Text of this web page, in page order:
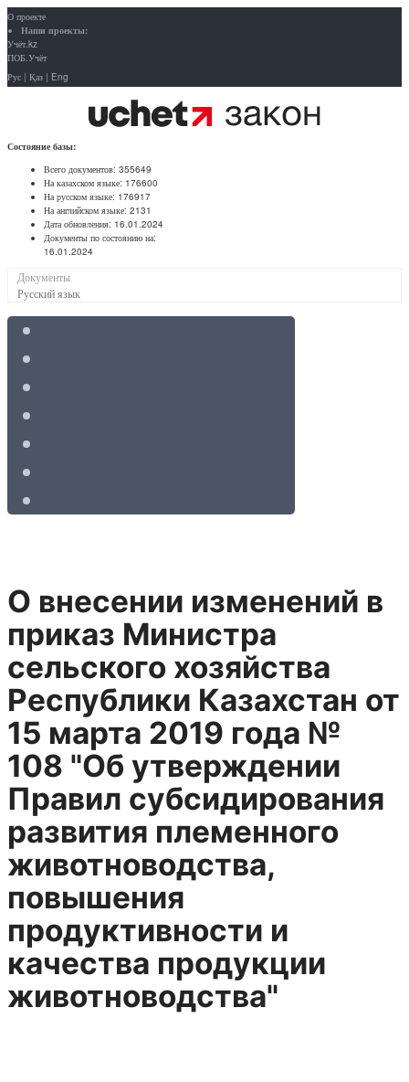
О проекте
Наши проекты:
Учёт.kz
ПОБ.Учёт
Рус | Қаз | Eng
Состояние базы:
Всего документов: 355649
На казахском языке: 176600
На русском языке: 176917
На английском языке: 2131
Дата обновления: 16.01.2024
Документы по состоянию на:
16.01.2024
Документы
Русский язык
О внесении изменений в
приказ Министра
сельского хозяйства
Республики Казахстан от
15 марта 2019 года №
108 "Об утверждении
Правил субсидирования
развития племенного
животноводства,
повышения
продуктивности и
качества продукции
животноводства"